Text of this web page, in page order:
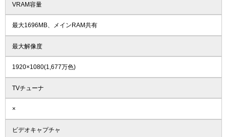
VRAM容量
最大1696MB、メインRAM共有
最大解像度
1920×1080(1,677万色)
TVチューナ
×
ビデオキャプチャ